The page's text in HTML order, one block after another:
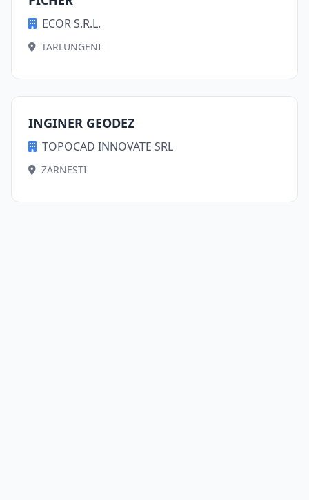
ECOR S.R.L.
TARLUNGENI
INGINER GEODEZ
TOPOCAD INNOVATE SRL
ZARNESTI